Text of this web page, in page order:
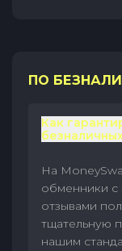
ПО
Как
На
обменники с
отзывами
тщательную
нашим